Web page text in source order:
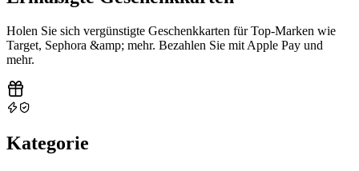
Holen Sie sich vergünstigte Geschenkkarten für Top-Marken wie
Target, Sephora &amp; mehr. Bezahlen Sie mit Apple Pay und
mehr.
Kategorie